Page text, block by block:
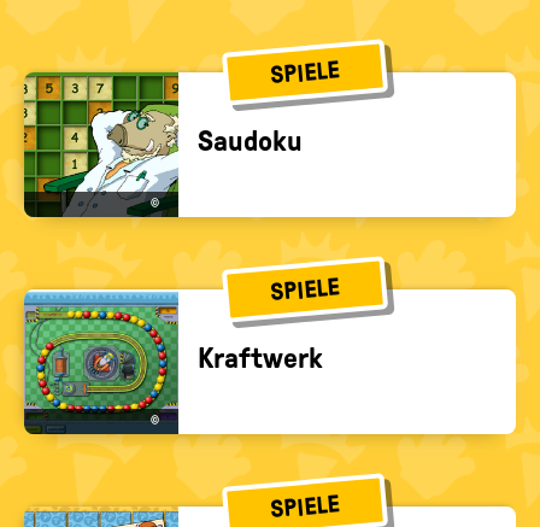
SPIELE
©
Sau­do­ku
SPIELE
©
Kraft­werk
SPIELE